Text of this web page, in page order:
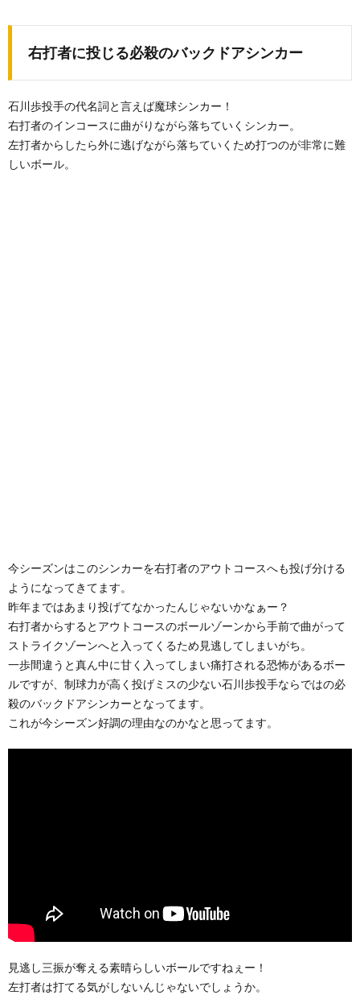
右打者に投じる必殺のバックドアシンカー
石川歩投手の代名詞と言えば魔球シンカー！
右打者のインコースに曲がりながら落ちていくシンカー。
左打者からしたら外に逃げながら落ちていくため打つのが非常に難
しいボール。
今シーズンはこのシンカーを右打者のアウトコースへも投げ分ける
ようになってきてます。
昨年まではあまり投げてなかったんじゃないかなぁー？
右打者からするとアウトコースのボールゾーンから手前で曲がって
ストライクゾーンへと入ってくるため見逃してしまいがち。
一歩間違うと真ん中に甘く入ってしまい痛打される恐怖があるボー
ルですが、制球力が高く投げミスの少ない石川歩投手ならではの必
殺のバックドアシンカーとなってます。
これが今シーズン好調の理由なのかなと思ってます。
見逃し三振が奪える素晴らしいボールですねぇー！
左打者は打てる気がしないんじゃないでしょうか。